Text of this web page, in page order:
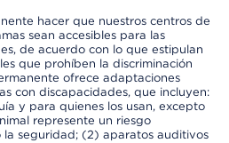
hacer que nuestros centros de
sean accesibles para las
de acuerdo con lo que estipulan
que prohíben la discriminación
ofrece adaptaciones
con discapacidades, que incluyen:
y para quienes los usan, excepto
represente un riesgo
seguridad; (2) aparatos auditivos